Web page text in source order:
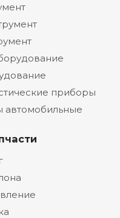
приборы
автомобильные